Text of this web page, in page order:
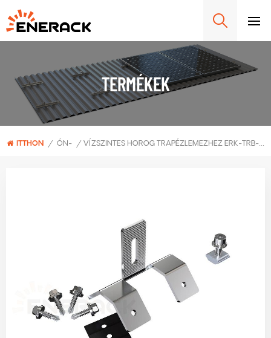
TERMÉKEK
ITTHON / ÓN- / VÍZSZINTES HOROG TRAPÉZLEMEZHEZ ERK-TRB-D06